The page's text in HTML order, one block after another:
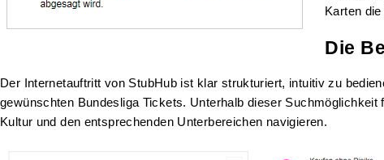
Karten
Die
Der Internetauftritt von StubHub ist klar strukturiert, intuitiv zu
gewünschten Bundesliga Tickets. Unterhalb dieser
Kultur und den entsprechenden Unterbereichen navigieren.